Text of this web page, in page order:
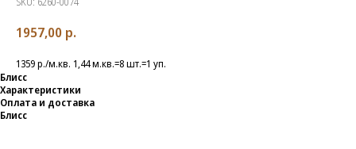
1957,00 р.
1359 р./м.кв. 1,44 м.кв.=8 шт.=1 уп.
Блисс
Характеристики
Оплата и доставка
Блисс